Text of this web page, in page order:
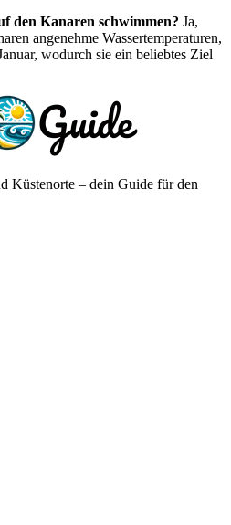
den Kanaren schwimmen? Ja,
angenehme Wassertemperaturen,
wodurch sie ein beliebtes Ziel
Küstenorte – dein Guide für den